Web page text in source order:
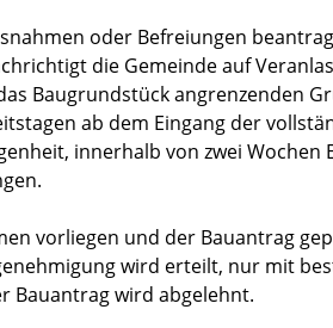
oder Befreiungen
die Gemeinde auf
Baugrundstück angrenzenden
ab dem Eingang der
innerhalb von zwei Wochen
vorliegen und der Bauantrag
wird erteilt, nur mit
Bauantrag wird abgelehnt.